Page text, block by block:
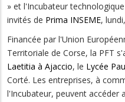
» et l'Incubateur
invités de Prima INSEME,
Financée par l'Union
Territoriale de Corse, la PFT
Laetitia à Ajaccio, le Lycée
Corté. Les entreprises, à
l'Incubateur, peuvent accéder